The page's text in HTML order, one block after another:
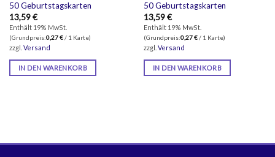
50 Geburtstagskarten
13,59€
Enthält 19% MwSt.
(Grundpreis:0,27€/ 1 Karte)
zzgl. Versand
IN DEN WARENKORB
50 Geburtstagskarten
13,59€
Enthält 19% MwSt.
(Grundpreis:0,27€/ 1 Karte)
zzgl. Versand
IN DEN WARENKORB